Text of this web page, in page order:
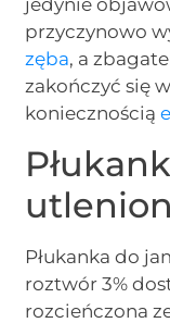
jedynie
przyczynowo
zęba, a
zakończyć się
koniecznością
Płukanka do
roztwór 3%
rozcieńczona